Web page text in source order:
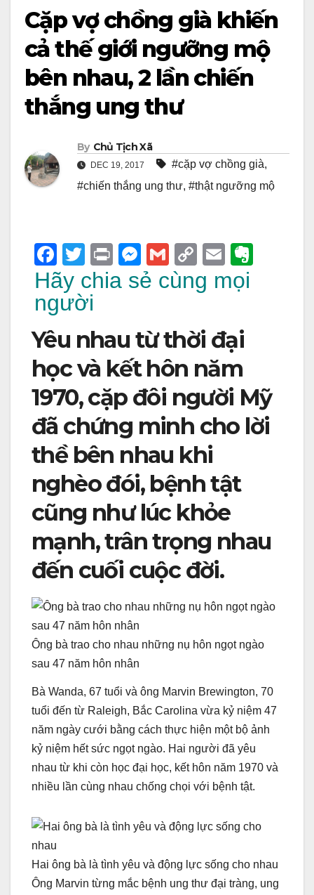
Cặp vợ chồng già khiến
cả thế giới ngưỡng mộ
bên nhau, 2 lần chiến
thắng ung thư
By Chủ Tịch Xã
DEC 19, 2017 #cặp vợ chồng già,
#chiến thắng ung thư, #thật ngưỡng mộ
F
a
c
e
b
o
o
k
T
wi
tt
Pr
in
M
e
n
g
er
G
m
C
o
p
Li
n
k
E
m
ail
Hãy chia sẻ cùng mọi
người
Yêu nhau từ thời đại
học và kết hôn năm
1970, cặp đôi người Mỹ
đã chứng minh cho lời
thề bên nhau khi
nghèo đói, bệnh tật
cũng như lúc khỏe
mạnh, trân trọng nhau
đến cuối cuộc đời.
Ông bà trao cho nhau những nụ hôn ngọt ngào
sau 47 năm hôn nhân
Bà Wanda, 67 tuổi và ông Marvin Brewington, 70
tuổi đến từ Raleigh, Bắc Carolina vừa kỷ niệm 47
năm ngày cưới bằng cách thực hiện một bộ ảnh
kỷ niệm hết sức ngọt ngào. Hai người đã yêu
nhau từ khi còn học đại học, kết hôn năm 1970 và
nhiều lần cùng nhau chống chọi với bệnh tật.
Hai ông bà là tình yêu và động lực sống cho nhau
Ông Marvin từng mắc bệnh ung thư đại tràng, ung